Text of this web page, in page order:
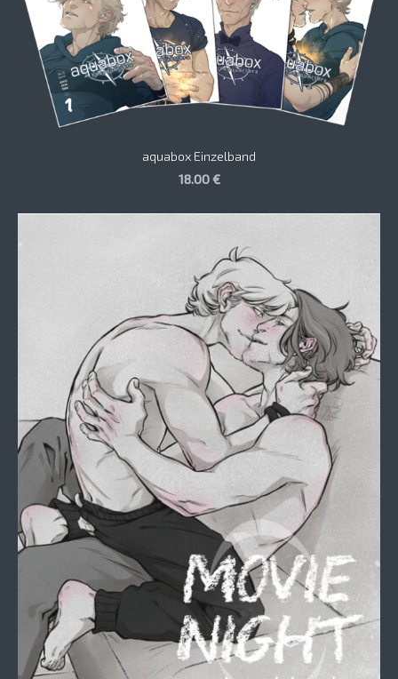
aquabox Einzelband
18.00 €